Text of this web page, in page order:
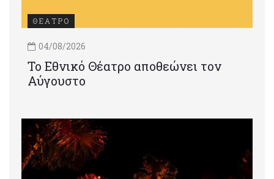
ΘΕΑΤΡΟ
04/08/2026
Το Εθνικό Θέατρο αποθεώνει τον
Αύγουστο